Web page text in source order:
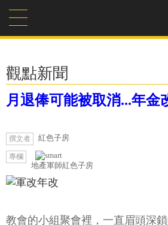
觀點新聞
月退俸可能被取消...年金
撰文者 紅色子房
專欄
地產軍師紅色子房